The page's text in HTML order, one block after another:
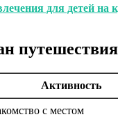
для детей на
Активность
с местом